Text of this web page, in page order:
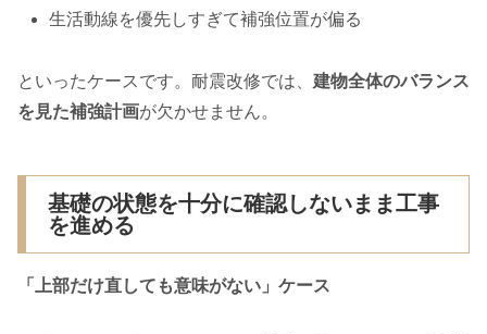
生活動線を優先しすぎて補強位置が偏る
といったケースです。耐震改修では、 建物全体のバランス
を見た補強計画が欠かせません。
基礎の状態を十分に確認しないまま工事
を進める
「上部だけ直しても意味がない」ケース